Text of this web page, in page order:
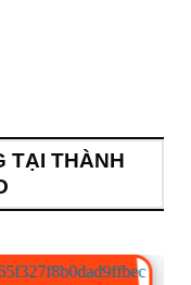
TẠI THÀNH